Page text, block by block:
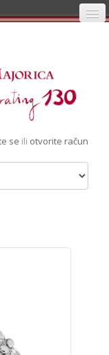
se ili otvorite račun